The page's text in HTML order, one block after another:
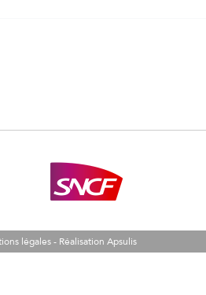
légales- Réalisation Apsulis